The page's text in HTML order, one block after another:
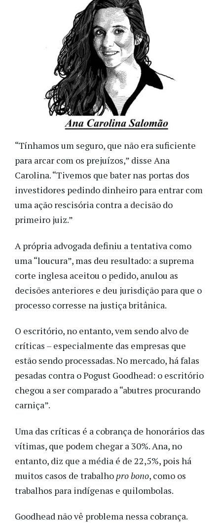
“Tínhamos um seguro, que não era suficiente
para arcar com os prejuízos,” disse Ana
Carolina. “Tivemos que bater nas portas dos
investidores pedindo dinheiro para entrar com
uma ação rescisória contra a decisão do
primeiro juiz.”
A própria advogada definiu a tentativa como
uma “loucura”, mas deu resultado: a suprema
corte inglesa aceitou o pedido, anulou as
decisões anteriores e deu jurisdição para que o
processo corresse na justiça britânica.
O escritório, no entanto, vem sendo alvo de
críticas – especialmente das empresas que
estão sendo processadas. No mercado, há falas
pesadas contra o Pogust Goodhead: o escritório
chegou a ser comparado a “abutres procurando
carniça”.
Uma das críticas é a cobrança de honorários das
vítimas, que podem chegar a 30%. Ana, no
entanto, diz que a média é de 22,5%, pois há
muitos casos de trabalho pro bono, como os
trabalhos para indígenas e quilombolas.
Goodhead não vê problema nessa cobrança.